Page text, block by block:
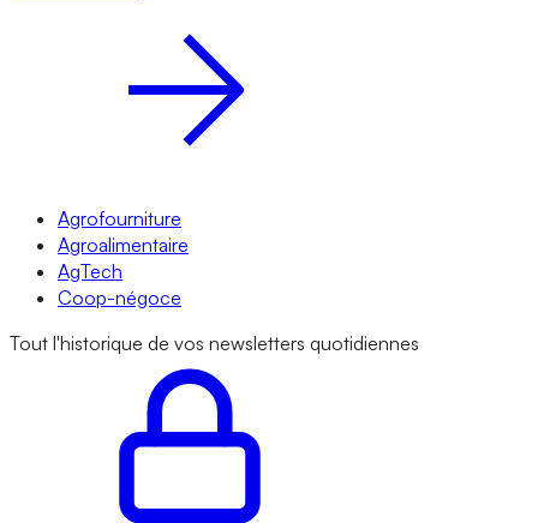
Agrofourniture
Agroalimentaire
AgTech
Coop-négoce
Tout l'historique de vos newsletters quotidiennes